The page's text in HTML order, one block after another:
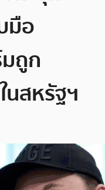
มือ
ถูก
นสหรัฐฯ